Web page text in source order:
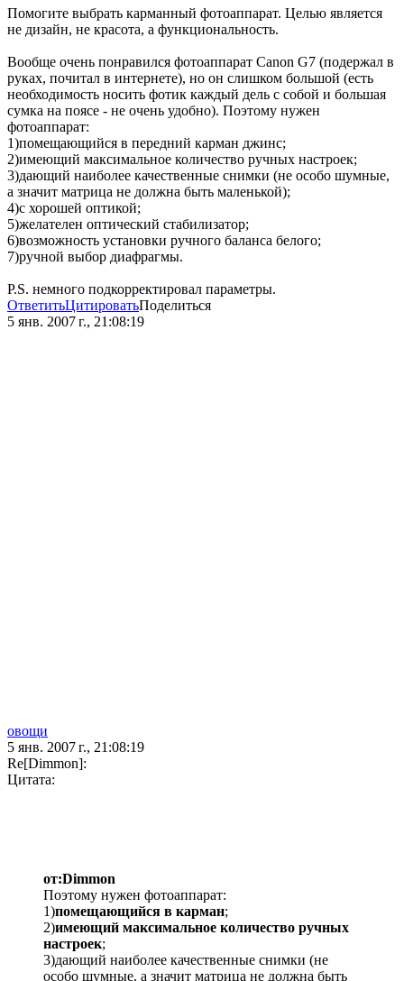
Помогите выбрать карманный фотоаппарат. Целью является
не дизайн, не красота, а функциональность.
Вообще очень понравился фотоаппарат Canon G7 (подержал в
руках, почитал в интернете), но он слишком большой (есть
необходимость носить фотик каждый дель с собой и большая
сумка на поясе - не очень удобно). Поэтому нужен
фотоаппарат:
1)помещающийся в передний карман джинс;
2)имеющий максимальное количество ручных настроек;
3)дающий наиболее качественные снимки (не особо шумные,
а значит матрица не должна быть маленькой);
4)с хорошей оптикой;
5)желателен оптический стабилизатор;
6)возможность установки ручного баланса белого;
7)ручной выбор диафрагмы.
P.S. немного подкорректировал параметры.
ОтветитьЦитироватьПоделиться
5 янв. 2007 г., 21:08:19
овощи
5 янв. 2007 г., 21:08:19
Re[Dimmon]:
Цитата:
от:Dimmon
Поэтому нужен фотоаппарат:
1)помещающийся в карман;
2)имеющий максимальное количество ручных
настроек;
3)дающий наиболее качественные снимки (не
особо шумные, а значит матрица не должна быть